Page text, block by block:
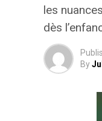
les
dès
By